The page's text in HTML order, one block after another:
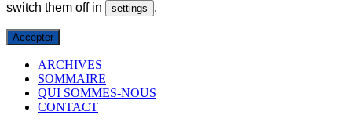
switch them off in
settings .
Accepter
ARCHIVES
SOMMAIRE
QUI SOMMES-NOUS
CONTACT